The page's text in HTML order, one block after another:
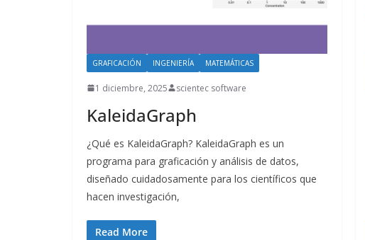
GRAFICACIÓN INGENIERÍA MATEMÁTICAS
1 diciembre, 2025 scientec software
KaleidaGraph
¿Qué es KaleidaGraph? KaleidaGraph es un
programa para graficación y análisis de datos,
diseñado cuidadosamente para los científicos que
hacen investigación,
Read More